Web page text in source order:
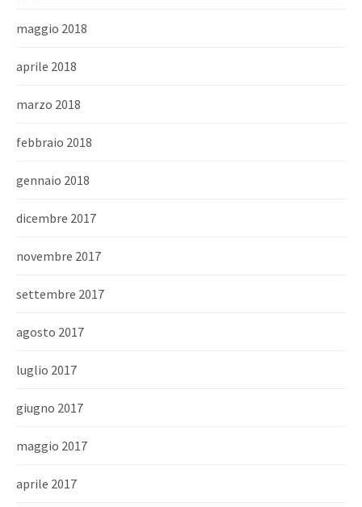
maggio 2018
aprile 2018
marzo 2018
febbraio 2018
gennaio 2018
dicembre 2017
novembre 2017
settembre 2017
agosto 2017
luglio 2017
giugno 2017
maggio 2017
aprile 2017